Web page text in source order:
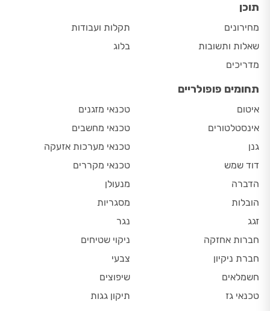
תוכן
מחירונים
שאלות ותשובות
מדריכים
תקלות ועבודות
בלוג
תחומים פופולריים
איטום
אינסטלטורים
גנן
דוד שמש
הדברה
הובלות
זגג
חברות אחזקה
חברת ניקיון
חשמלאים
טכנאי גז
טכנאי מזגנים
טכנאי מחשבים
טכנאי מערכות אזעקה
טכנאי מקררים
מנעולן
מסגריות
נגר
ניקוי שטיחים
צבעי
שיפוצים
תיקון גגות